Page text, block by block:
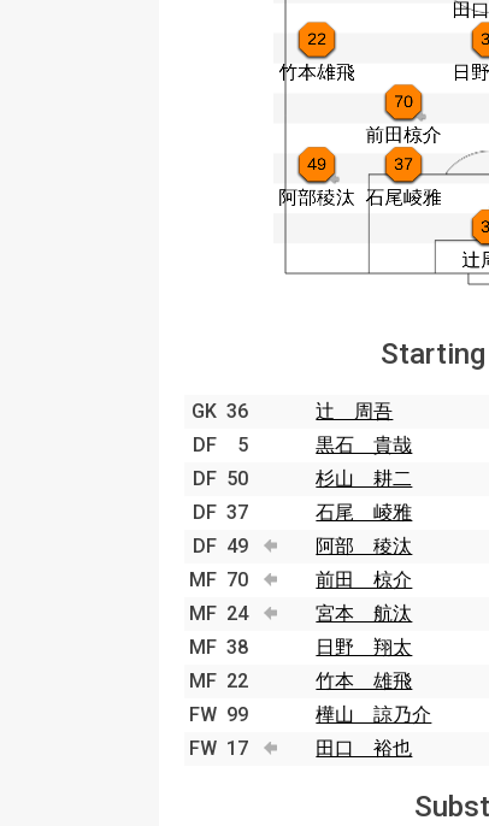
GK 36 辻 周吾
DF 5 黒石 貴哉
DF 50 杉山 耕二
DF 37 石尾 崚雅
DF 49 阿部 稜汰
MF 70 前田 椋介
MF 24 宮本 航汰
MF 38 日野 翔太
MF 22 竹本 雄飛
FW 99 樺山 諒乃介
FW 17 田口 裕也